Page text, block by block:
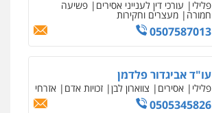
פלילי עורכי דין לענייני אסירים פשיעה
חמורה מעצרים וחקירות
0507587013
עו"ד אביגדור פלדמן
פלילי אסירים צווארון לבן זכויות אדם אזרחי
0505345826